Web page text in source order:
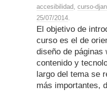
accesibilidad, curso-
25/07/2014.
El objetivo de
curso es el de
diseño de páginas
contenido y
largo del tema se
más importantes,